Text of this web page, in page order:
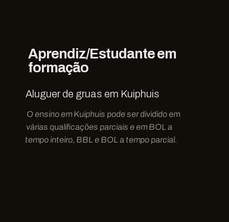
Aprendiz/Estudante em
formação
Aluguer de gruas em Kuiphuis
O ensino em Kuiphuis pode ser dividido em
várias qualificações parciais e em BOL a
tempo inteiro, BBL e BOL a tempo parcial.